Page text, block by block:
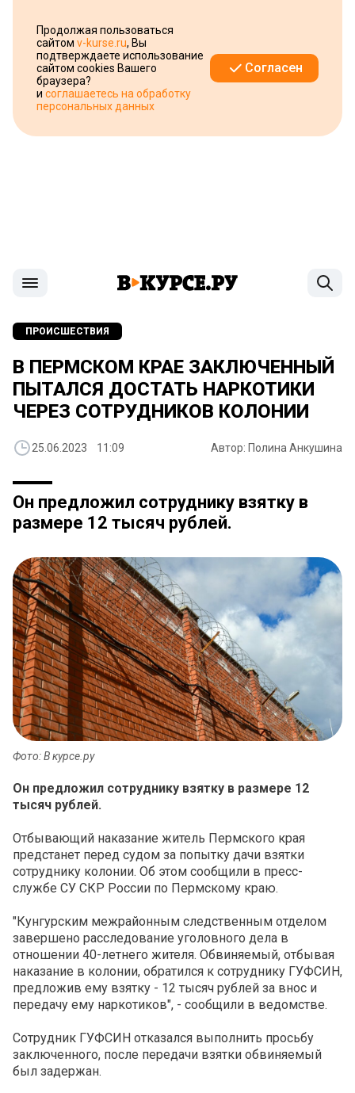
Продолжая пользоваться
сайтом v-kurse.ru, Вы
подтверждаете использование
сайтом cookies Вашего
браузера?
и соглашаетесь на обработку
персональных данных
Согласен
ПРОИСШЕСТВИЯ
В ПЕРМСКОМ КРАЕ ЗАКЛЮЧЕННЫЙ
ПЫТАЛСЯ ДОСТАТЬ НАРКОТИКИ
ЧЕРЕЗ СОТРУДНИКОВ КОЛОНИИ
25.06.2023 11:09 Автор: Полина Анкушина
Он предложил сотруднику взятку в
размере 12 тысяч рублей.
Фото: В курсе.ру
Он предложил сотруднику взятку в размере 12
тысяч рублей.
Отбывающий наказание житель Пермского края
предстанет перед судом за попытку дачи взятки
сотруднику колонии. Об этом сообщили в пресс-
службе СУ СКР России по Пермскому краю.
"Кунгурским межрайонным следственным отделом
завершено расследование уголовного дела в
отношении 40-летнего жителя. Обвиняемый, отбывая
наказание в колонии, обратился к сотруднику ГУФСИН,
предложив ему взятку - 12 тысяч рублей за внос и
передачу ему наркотиков", - сообщили в ведомстве.
Сотрудник ГУФСИН отказался выполнить просьбу
заключенного, после передачи взятки обвиняемый
был задержан.